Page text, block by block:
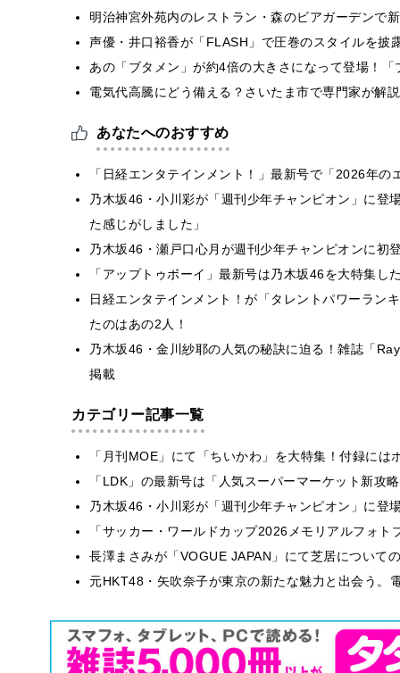
明治神宮外苑内のレストラン・森のビアガーデンで
声優・井口裕香が「FLASH」で圧巻のスタイルを
あの「ブタメン」が約4倍の大きさになって登場！
電気代高騰にどう備える？さいたま市で専門家が解
あなたへのおすすめ
「日経エンタテインメント！」最新号で「2026年
乃木坂46・小川彩が「週刊少年チャンピオン」に登
た感じがしました」
乃木坂46・瀬戸口心月が週刊少年チャンピオンに初
「アップトゥボーイ」最新号は乃木坂46を大特集し
日経エンタテインメント！が「タレントパワーラン
たのはあの2人！
乃木坂46・金川紗耶の人気の秘訣に迫る！雑誌「
掲載
カテゴリー記事一覧
「月刊MOE」にて「ちいかわ」を大特集！付録に
「LDK」の最新号は「人気スーパーマーケット新
乃木坂46・小川彩が「週刊少年チャンピオン」に
「サッカー・ワールドカップ2026メモリアルフォ
長澤まさみが「VOGUE JAPAN」にて芝居について
元HKT48・矢吹奈子が東京の新たな魅力と出会う